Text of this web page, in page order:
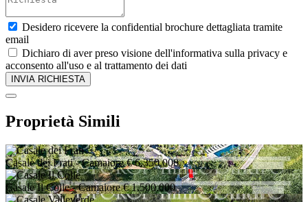
Desidero ricevere la confidential brochure dettagliata tramite
email
Dichiaro di aver preso visione dell'informativa sulla privacy e
acconsento all'uso e al trattamento dei dati
Proprietà Simili
Casale dei Frati- Camaiore € 6.350.000
Casale Il Colle- Camaiore € 1.500.000